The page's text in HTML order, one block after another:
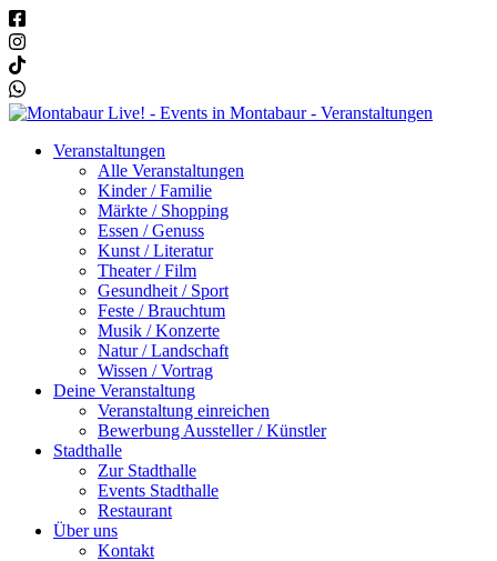
Veranstaltungen
Alle Veranstaltungen
Kinder / Familie
Märkte / Shopping
Essen / Genuss
Kunst / Literatur
Theater / Film
Gesundheit / Sport
Feste / Brauchtum
Musik / Konzerte
Natur / Landschaft
Wissen / Vortrag
Deine Veranstaltung
Veranstaltung einreichen
Bewerbung Aussteller / Künstler
Stadthalle
Zur Stadthalle
Events Stadthalle
Restaurant
Über uns
Kontakt